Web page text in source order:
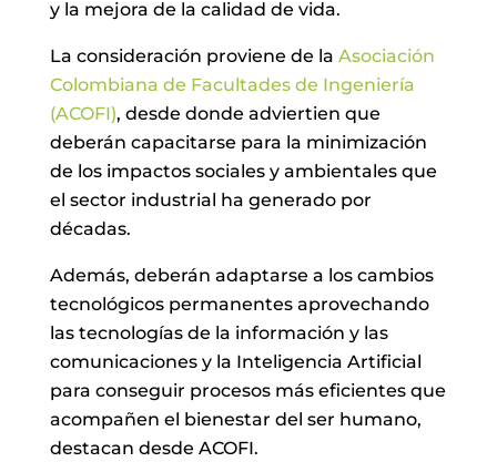
y la mejora de la calidad de vida.
La consideración proviene de la Asociación
Colombiana de Facultades de Ingeniería
(ACOFI), desde donde adviertien que
deberán capacitarse para la minimización
de los impactos sociales y ambientales que
el sector industrial ha generado por
décadas.
Además, deberán adaptarse a los cambios
tecnológicos permanentes aprovechando
las tecnologías de la información y las
comunicaciones y la Inteligencia Artificial
para conseguir procesos más eficientes que
acompañen el bienestar del ser humano,
destacan desde ACOFI.